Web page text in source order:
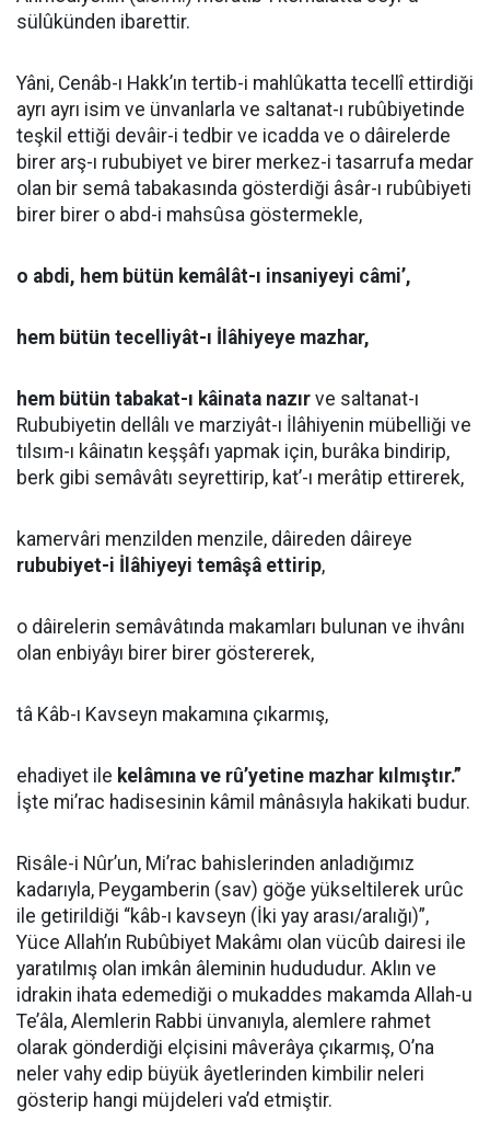
sülûkünden ibarettir.
Yâni, Cenâb-ı Hakk’ın tertib-i mahlûkatta tecellî ettirdiği
ayrı ayrı isim ve ünvanlarla ve saltanat-ı rubûbiyetinde
teşkil ettiği devâir-i tedbir ve icadda ve o dâirelerde
birer arş-ı rububiyet ve birer merkez-i tasarrufa medar
olan bir semâ tabakasında gösterdiği âsâr-ı rubûbiyeti
birer birer o abd-i mahsûsa göstermekle,
o abdi, hem bütün kemâlât-ı insaniyeyi câmi’,
hem bütün tecelliyât-ı İlâhiyeye mazhar,
hem bütün tabakat-ı kâinata nazır ve saltanat-ı
Rububiyetin dellâlı ve marziyât-ı İlâhiyenin mübelliği ve
tılsım-ı kâinatın keşşâfı yapmak için, burâka bindirip,
berk gibi semâvâtı seyrettirip, kat’-ı merâtip ettirerek,
kamervâri menzilden menzile, dâireden dâireye
rububiyet-i İlâhiyeyi temâşâ ettirip,
o dâirelerin semâvâtında makamları bulunan ve ihvânı
olan enbiyâyı birer birer göstererek,
tâ Kâb-ı Kavseyn makamına çıkarmış,
ehadiyet ile kelâmına ve rû’yetine mazhar kılmıştır.”
İşte mi’rac hadisesinin kâmil mânâsıyla hakikati budur.
Risâle-i Nûr’un, Mi’rac bahislerinden anladığımız
kadarıyla, Peygamberin (sav) göğe yükseltilerek urûc
ile getirildiği “kâb-ı kavseyn (İki yay arası/aralığı)”,
Yüce Allah’ın Rubûbiyet Makâmı olan vücûb dairesi ile
yaratılmış olan imkân âleminin hudududur. Aklın ve
idrakin ihata edemediği o mukaddes makamda Allah-u
Te’âla, Alemlerin Rabbi ünvanıyla, alemlere rahmet
olarak gönderdiği elçisini mâverâya çıkarmış, O’na
neler vahy edip büyük âyetlerinden kimbilir neleri
gösterip hangi müjdeleri va’d etmiştir.